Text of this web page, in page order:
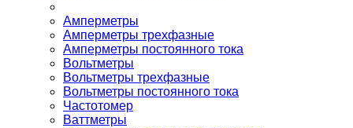
Амперметры
Амперметры трехфазные
Амперметры постоянного тока
Вольтметры
Вольтметры трехфазные
Вольтметры постоянного тока
Частотомер
Ваттметры